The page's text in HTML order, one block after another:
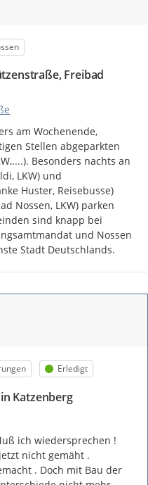
Freibad
am Wochenende,
Stellen abgeparkten
Besonders nachts an
LKW) und
Huster, Reisebusse)
Nossen, LKW) parken
sind knapp bei
und Nossen
Stadt Deutschlands.
Status
Erledigt
Katzenberg
ich wiedersprechen !
nicht gemäht .
. Doch mit Bau der